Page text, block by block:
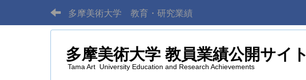
多摩美術大学 教育・研究業績
多摩美術大学 教員業績公開サイト
Tama Art University Education and Research Achievements